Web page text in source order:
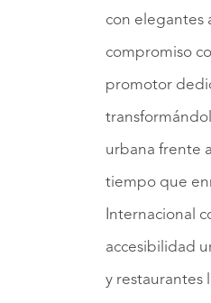
con elegantes
compromiso
promotor
urbana frente
tiempo que
Internacional
accesibilidad
y restaurantes